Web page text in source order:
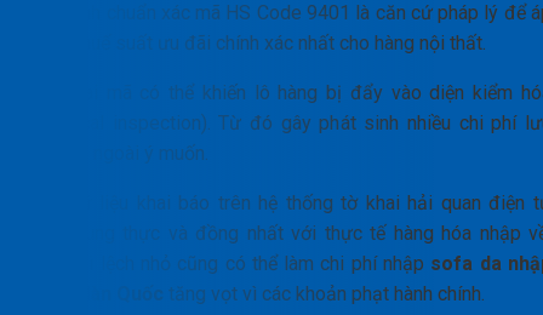
Xác định chuẩn xác mã HS Code 9401 là căn cứ pháp lý để
dụng thuế suất ưu đãi chính xác nhất cho hàng nội thất.
Khai sai mã có thể khiến lô hàng bị đẩy vào diện kiểm
(physical inspection). Từ đó gây phát sinh nhiều chi phí
kho bãi ngoài ý muốn.
Mọi dữ liệu khai báo trên hệ thống tờ khai hải quan điện
phải trung thực và đồng nhất với thực tế hàng hóa nhập
Một sai lệch nhỏ cũng có thể làm chi phí nhập sofa da
khẩu Hàn Quốc tăng vọt vì các khoản phạt hành chính.